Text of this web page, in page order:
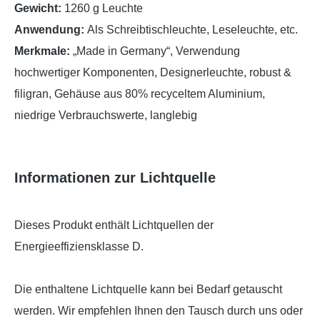
Gewicht: 1260 g Leuchte
Anwendung: Als Schreibtischleuchte, Leseleuchte, etc.
Merkmale: „Made in Germany“, Verwendung
hochwertiger Komponenten, Designerleuchte, robust &
filigran, Gehäuse aus 80% recyceltem Aluminium,
niedrige Verbrauchswerte, langlebig
Informationen zur Lichtquelle
Dieses Produkt enthält Lichtquellen der
Energieeffiziensklasse D.
Die enthaltene Lichtquelle kann bei Bedarf getauscht
werden. Wir empfehlen Ihnen den Tausch durch uns oder